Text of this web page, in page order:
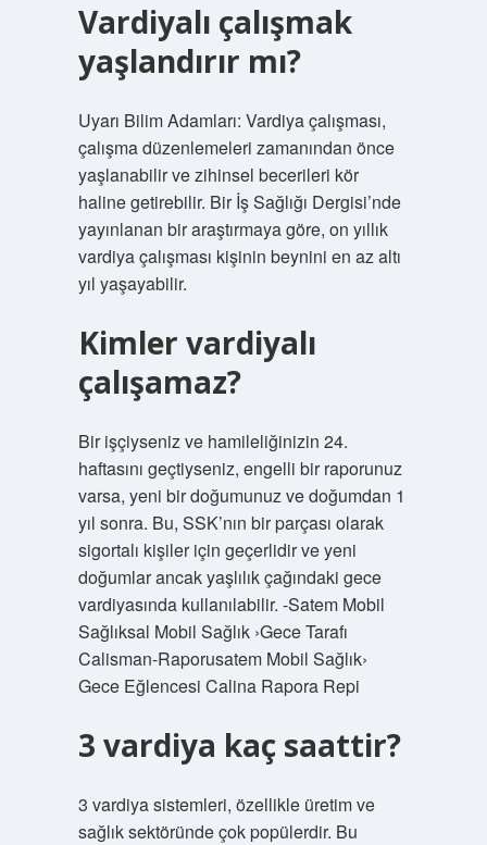
Vardiyalı çalışmak
yaşlandırır mı?
Uyarı Bilim Adamları: Vardiya çalışması,
çalışma düzenlemeleri zamanından önce
yaşlanabilir ve zihinsel becerileri kör
haline getirebilir. Bir İş Sağlığı Dergisi’nde
yayınlanan bir araştırmaya göre, on yıllık
vardiya çalışması kişinin beynini en az altı
yıl yaşayabilir.
Kimler vardiyalı
çalışamaz?
Bir işçiyseniz ve hamileliğinizin 24.
haftasını geçtiyseniz, engelli bir raporunuz
varsa, yeni bir doğumunuz ve doğumdan 1
yıl sonra. Bu, SSK’nın bir parçası olarak
sigortalı kişiler için geçerlidir ve yeni
doğumlar ancak yaşlılık çağındaki gece
vardiyasında kullanılabilir. -Satem Mobil
Sağlıksal Mobil Sağlık ›Gece Tarafı
Calisman-Raporusatem Mobil Sağlık›
Gece Eğlencesi Calina Rapora Repi
3 vardiya kaç saattir?
3 vardiya sistemleri, özellikle üretim ve
sağlık sektöründe çok popülerdir. Bu